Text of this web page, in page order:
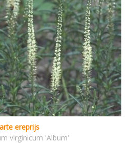
ereprijs
virginicum 'Album'